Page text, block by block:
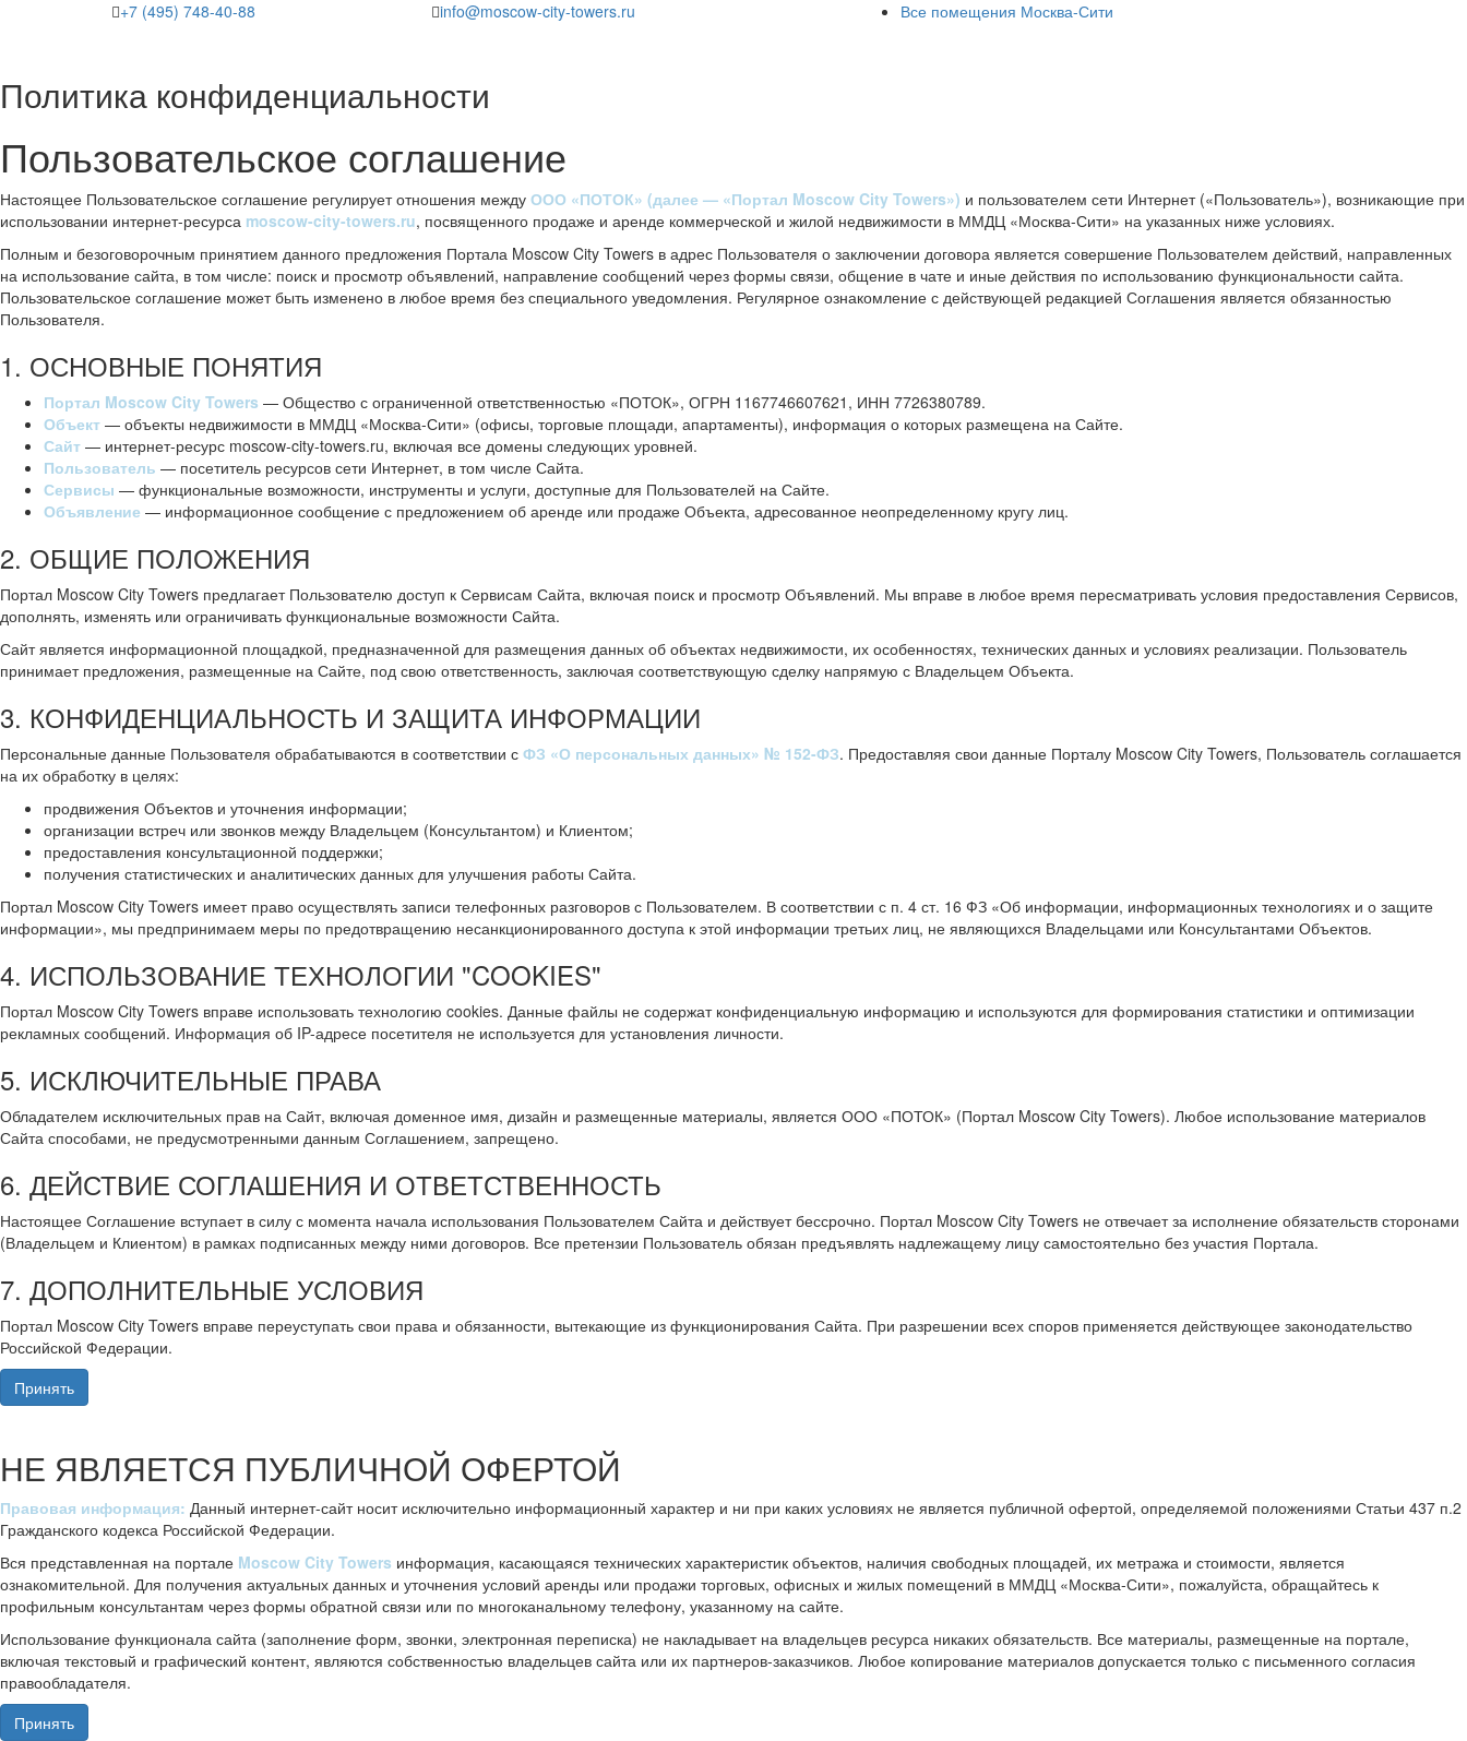
+7 (495) 748-40-88 info@moscow-city-towers.ru Все помещения Москва-Сити
Политика конфиденциальности
Пользовательское соглашение
Настоящее Пользовательское соглашение регулирует отношения между ООО «ПОТОК» (далее — «Портал Moscow City Towers») и пользователем сети Интернет («Пользователь»), возникающие при
использовании интернет-ресурса moscow-city-towers.ru, посвященного продаже и аренде коммерческой и жилой недвижимости в ММДЦ «Москва-Сити» на указанных ниже условиях.
Полным и безоговорочным принятием данного предложения Портала Moscow City Towers в адрес Пользователя о заключении договора является совершение Пользователем действий, направленных
на использование сайта, в том числе: поиск и просмотр объявлений, направление сообщений через формы связи, общение в чате и иные действия по использованию функциональности сайта.
Пользовательское соглашение может быть изменено в любое время без специального уведомления. Регулярное ознакомление с действующей редакцией Соглашения является обязанностью
Пользователя.
1. ОСНОВНЫЕ ПОНЯТИЯ
Портал Moscow City Towers — Общество с ограниченной ответственностью «ПОТОК», ОГРН 1167746607621, ИНН 7726380789.
Объект — объекты недвижимости в ММДЦ «Москва-Сити» (офисы, торговые площади, апартаменты), информация о которых размещена на Сайте.
Сайт — интернет-ресурс moscow-city-towers.ru, включая все домены следующих уровней.
Пользователь — посетитель ресурсов сети Интернет, в том числе Сайта.
Сервисы — функциональные возможности, инструменты и услуги, доступные для Пользователей на Сайте.
Объявление — информационное сообщение с предложением об аренде или продаже Объекта, адресованное неопределенному кругу лиц.
2. ОБЩИЕ ПОЛОЖЕНИЯ
Портал Moscow City Towers предлагает Пользователю доступ к Сервисам Сайта, включая поиск и просмотр Объявлений. Мы вправе в любое время пересматривать условия предоставления Сервисов,
дополнять, изменять или ограничивать функциональные возможности Сайта.
Сайт является информационной площадкой, предназначенной для размещения данных об объектах недвижимости, их особенностях, технических данных и условиях реализации. Пользователь
принимает предложения, размещенные на Сайте, под свою ответственность, заключая соответствующую сделку напрямую с Владельцем Объекта.
3. КОНФИДЕНЦИАЛЬНОСТЬ И ЗАЩИТА ИНФОРМАЦИИ
Персональные данные Пользователя обрабатываются в соответствии с ФЗ «О персональных данных» № 152-ФЗ. Предоставляя свои данные Порталу Moscow City Towers, Пользователь соглашается
на их обработку в целях:
продвижения Объектов и уточнения информации;
организации встреч или звонков между Владельцем (Консультантом) и Клиентом;
предоставления консультационной поддержки;
получения статистических и аналитических данных для улучшения работы Сайта.
Портал Moscow City Towers имеет право осуществлять записи телефонных разговоров с Пользователем. В соответствии с п. 4 ст. 16 ФЗ «Об информации, информационных технологиях и о защите
информации», мы предпринимаем меры по предотвращению несанкционированного доступа к этой информации третьих лиц, не являющихся Владельцами или Консультантами Объектов.
4. ИСПОЛЬЗОВАНИЕ ТЕХНОЛОГИИ "COOKIES"
Портал Moscow City Towers вправе использовать технологию cookies. Данные файлы не содержат конфиденциальную информацию и используются для формирования статистики и оптимизации
рекламных сообщений. Информация об IP-адресе посетителя не используется для установления личности.
5. ИСКЛЮЧИТЕЛЬНЫЕ ПРАВА
Обладателем исключительных прав на Сайт, включая доменное имя, дизайн и размещенные материалы, является ООО «ПОТОК» (Портал Moscow City Towers). Любое использование материалов
Сайта способами, не предусмотренными данным Соглашением, запрещено.
6. ДЕЙСТВИЕ СОГЛАШЕНИЯ И ОТВЕТСТВЕННОСТЬ
Настоящее Соглашение вступает в силу с момента начала использования Пользователем Сайта и действует бессрочно. Портал Moscow City Towers не отвечает за исполнение обязательств сторонами
(Владельцем и Клиентом) в рамках подписанных между ними договоров. Все претензии Пользователь обязан предъявлять надлежащему лицу самостоятельно без участия Портала.
7. ДОПОЛНИТЕЛЬНЫЕ УСЛОВИЯ
Портал Moscow City Towers вправе переуступать свои права и обязанности, вытекающие из функционирования Сайта. При разрешении всех споров применяется действующее законодательство
Российской Федерации.
Принять
НЕ ЯВЛЯЕТСЯ ПУБЛИЧНОЙ ОФЕРТОЙ
Правовая информация: Данный интернет-сайт носит исключительно информационный характер и ни при каких условиях не является публичной офертой, определяемой положениями Статьи 437 п.2
Гражданского кодекса Российской Федерации.
Вся представленная на портале Moscow City Towers информация, касающаяся технических характеристик объектов, наличия свободных площадей, их метража и стоимости, является
ознакомительной. Для получения актуальных данных и уточнения условий аренды или продажи торговых, офисных и жилых помещений в ММДЦ «Москва-Сити», пожалуйста, обращайтесь к
профильным консультантам через формы обратной связи или по многоканальному телефону, указанному на сайте.
Использование функционала сайта (заполнение форм, звонки, электронная переписка) не накладывает на владельцев ресурса никаких обязательств. Все материалы, размещенные на портале,
включая текстовый и графический контент, являются собственностью владельцев сайта или их партнеров-заказчиков. Любое копирование материалов допускается только с письменного согласия
правообладателя.
Принять